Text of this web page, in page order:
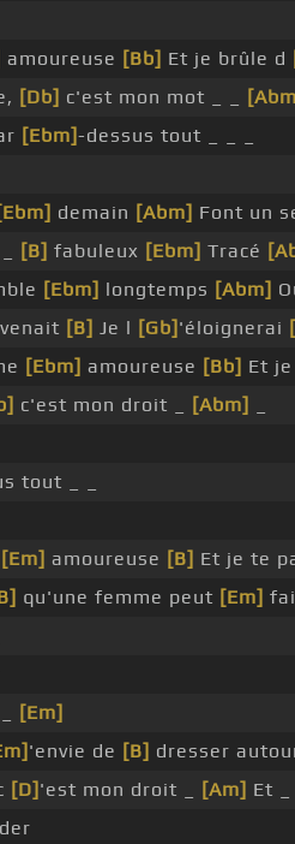
amoureuse [Bb] Et je brûle d
[Db] c'est mon mot _ _
[Ebm]-dessus tout _ _ _
[Ebm] demain [Abm] Font un
[B] fabuleux [Ebm] Tracé
[Ebm] longtemps [Abm]
[B] Je l [Gb] 'éloignerai
[Ebm] amoureuse [Bb] Et
c'est mon droit _ [Abm]
tout _ _
[Em] amoureuse [B] Et je te
qu'une femme peut [Em]
[Em]
'envie de [B] dresser
[D] 'est mon droit _ [Am] Et _